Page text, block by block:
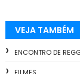
VEJA TAMBÉM
ENCONTRO DE